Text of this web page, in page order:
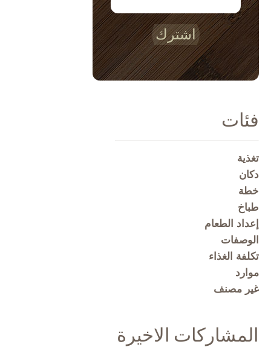
اشترك
فئات
تغذية
دكان
خطة
طباخ
إعداد الطعام
الوصفات
تكلفة الغذاء
موارد
غير مصنف
المشاركات الاخيرة